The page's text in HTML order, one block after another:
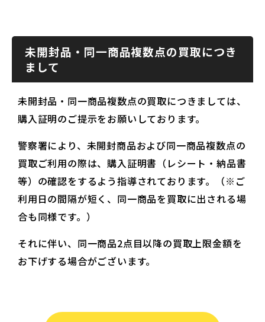
未開封品・同一商品複数点の買取につき
まして
未開封品・同一商品複数点の買取につきましては、
購入証明のご提示をお願いしております。
警察署により、未開封商品および同一商品複数点の
買取ご利用の際は、購入証明書（レシート・納品書
等）の確認をするよう指導されております。（※ご
利用日の間隔が短く、同一商品を買取に出される場
合も同様です。）
それに伴い、同一商品2点目以降の買取上限金額を
お下げする場合がございます。